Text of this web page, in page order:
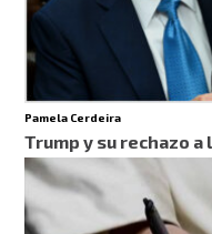
Pamela Cerdeira
Trump y su rechazo